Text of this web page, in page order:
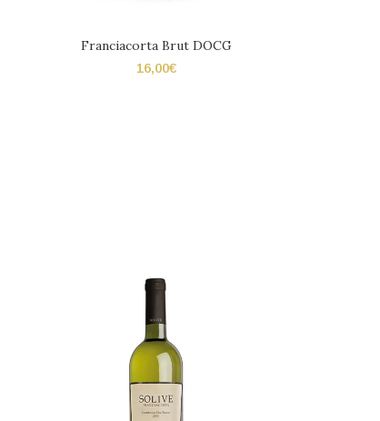
Franciacorta Brut DOCG
16,00€